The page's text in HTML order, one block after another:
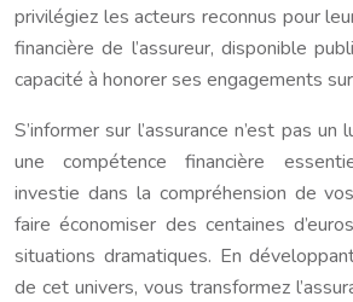
privilégiez les acteurs reconnus pour
financière de l’assureur, disponible
capacité à honorer ses engagements
S’informer sur l’assurance n’est pas
une compétence financière
investie dans la compréhension de
faire économiser des centaines
situations dramatiques. En
de cet univers, vous transformez